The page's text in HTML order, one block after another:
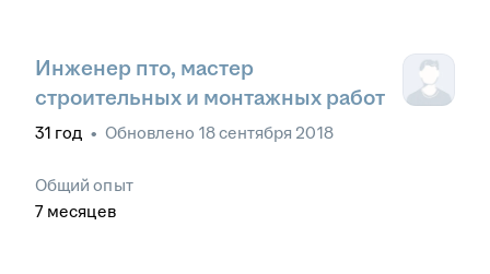
Инженер пто, мастер
строительных и монтажных работ
31 год • Обновлено 18 сентября 2018
Общий опыт
7 месяцев